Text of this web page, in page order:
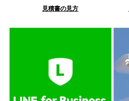
見積書の見方